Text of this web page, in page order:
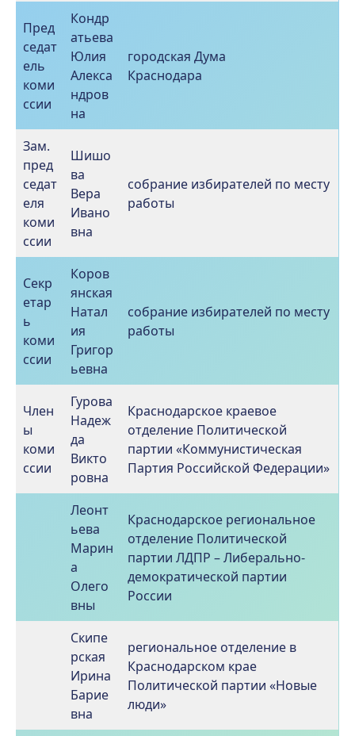
Пред
седат
ель
коми
ссии
Кондр
атьева
Юлия
Алекса
ндров
на
городская Дума
Краснодара
Зам.
пред
седат
еля
коми
ссии
Шишо
ва
Вера
Ивано
вна
собрание избирателей по месту
работы
Секр
етар
ь
коми
ссии
Коров
янская
Натал
ия
Григор
ьевна
собрание избирателей по месту
работы
Член
ы
коми
ссии
Гурова
Надеж
да
Викто
ровна
Краснодарское краевое
отделение Политической
партии «Коммунистическая
Партия Российской Федерации»
Леонт
ьева
Марин
а
Олего
вны
Краснодарское региональное
отделение Политической
партии ЛДПР – Либерально-
демократической партии
России
Скипе
рская
Ирина
Барие
вна
региональное отделение в
Краснодарском крае
Политической партии «Новые
люди»